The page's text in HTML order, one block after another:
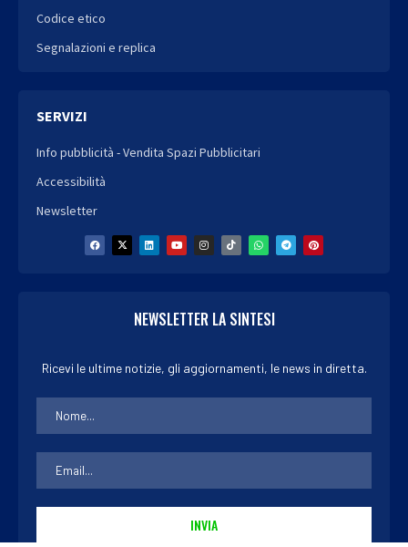
Codice etico
Segnalazioni e replica
SERVIZI
Info pubblicità - Vendita Spazi Pubblicitari
Accessibilità
Newsletter
NEWSLETTER LA SINTESI
Ricevi le ultime notizie, gli aggiornamenti, le news in diretta.